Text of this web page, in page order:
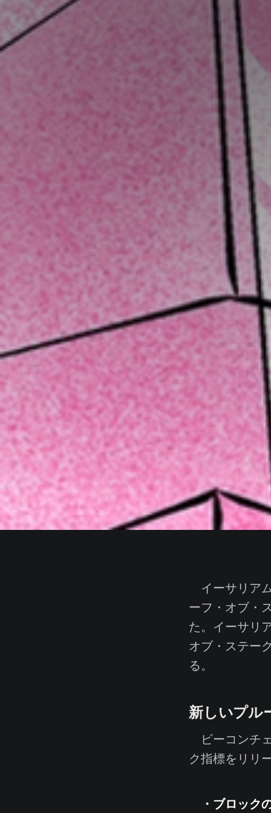
イーサリア
ーフ・オブ・
た。イーサリ
オブ・ステー
る。
新しいプル
ビーコンチ
ク指標をリリ
・ブロック